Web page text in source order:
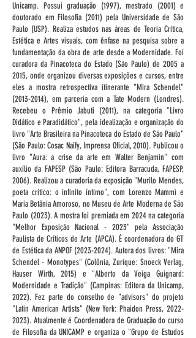
Unicamp. Possui graduação (1997), mestrado (2001) e
doutorado em Filosofia (2011) pela Universidade de São
Paulo (USP). Realiza estudos nas áreas de Teoria Crítica,
Estética e Artes visuais, com ênfase na pesquisa sobre a
fundamentação da obra de arte desde a Modernidade. Foi
curadora da Pinacoteca do Estado (São Paulo) de 2005 a
2015, onde organizou diversas exposições e cursos, entre
eles a mostra retrospectiva itinerante "Mira Schendel"
(2013-2014), em parceria com a Tate Modern (Londres).
Recebeu o Prêmio Jabuti (2011), na categoria "Livro
Didático e Paradidático", pela idealização e organização do
livro "Arte Brasileira na Pinacoteca do Estado de São Paulo"
(São Paulo: Cosac Naify, Imprensa Oficial, 2010). Publicou o
livro "Aura: a crise da arte em Walter Benjamin" com
auxílio da FAPESP (São Paulo: Editora Barracuda, FAPESP,
2006). Realizou a curadoria da exposição "Murilo Mendes,
poeta crítico: o infinito íntimo", com Lorenzo Mammì e
Maria Betânia Amoroso, no Museu de Arte Moderna de São
Paulo (2023). A mostra foi premiada em 2024 na categoria
"Melhor Exposição Nacional - 2023" pela Associação
Paulista de Críticos de Arte (APCA). É coordenadora do GT
de Estética da ANPOF (2023-2024). Autora dos livros: "Mira
Schendel - Monotypes" (Colônia, Zurique: Snoeck Verlag,
Hauser Wirth, 2015) e "Alberto da Veiga Guignard:
Modernidade e Tradição" (Campinas: Editora da Unicamp,
2022). Fez parte do conselho de "advisors" do projeto
"Latin American Artists" (New York: Phaidon Press, 2022-
2023). Atualmente é Coordenadora de Graduação do curso
de Filosofia da UNICAMP e organiza o "Grupo de Estudos